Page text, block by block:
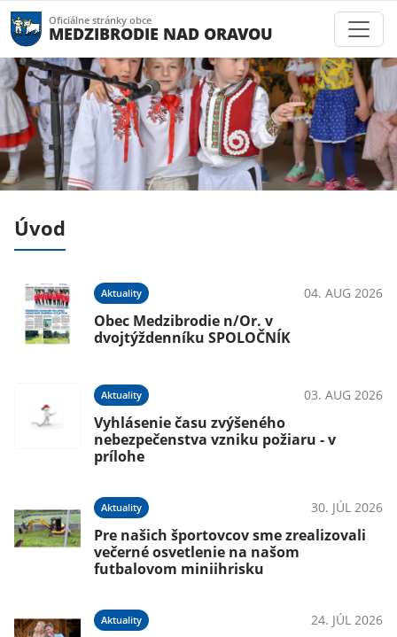
Oficiálne stránky obce
MEDZIBRODIE NAD ORAVOU
Úvod
Aktuality 04. AUG 2026
Obec Medzibrodie n/Or. v
dvojtýždenníku SPOLOČNÍK
Aktuality 03. AUG 2026
Vyhlásenie času zvýšeného
nebezpečenstva vzniku požiaru - v
prílohe
Aktuality 30. JÚL 2026
Pre našich športovcov sme zrealizovali
večerné osvetlenie na našom
futbalovom miniihrisku
Aktuality 24. JÚL 2026